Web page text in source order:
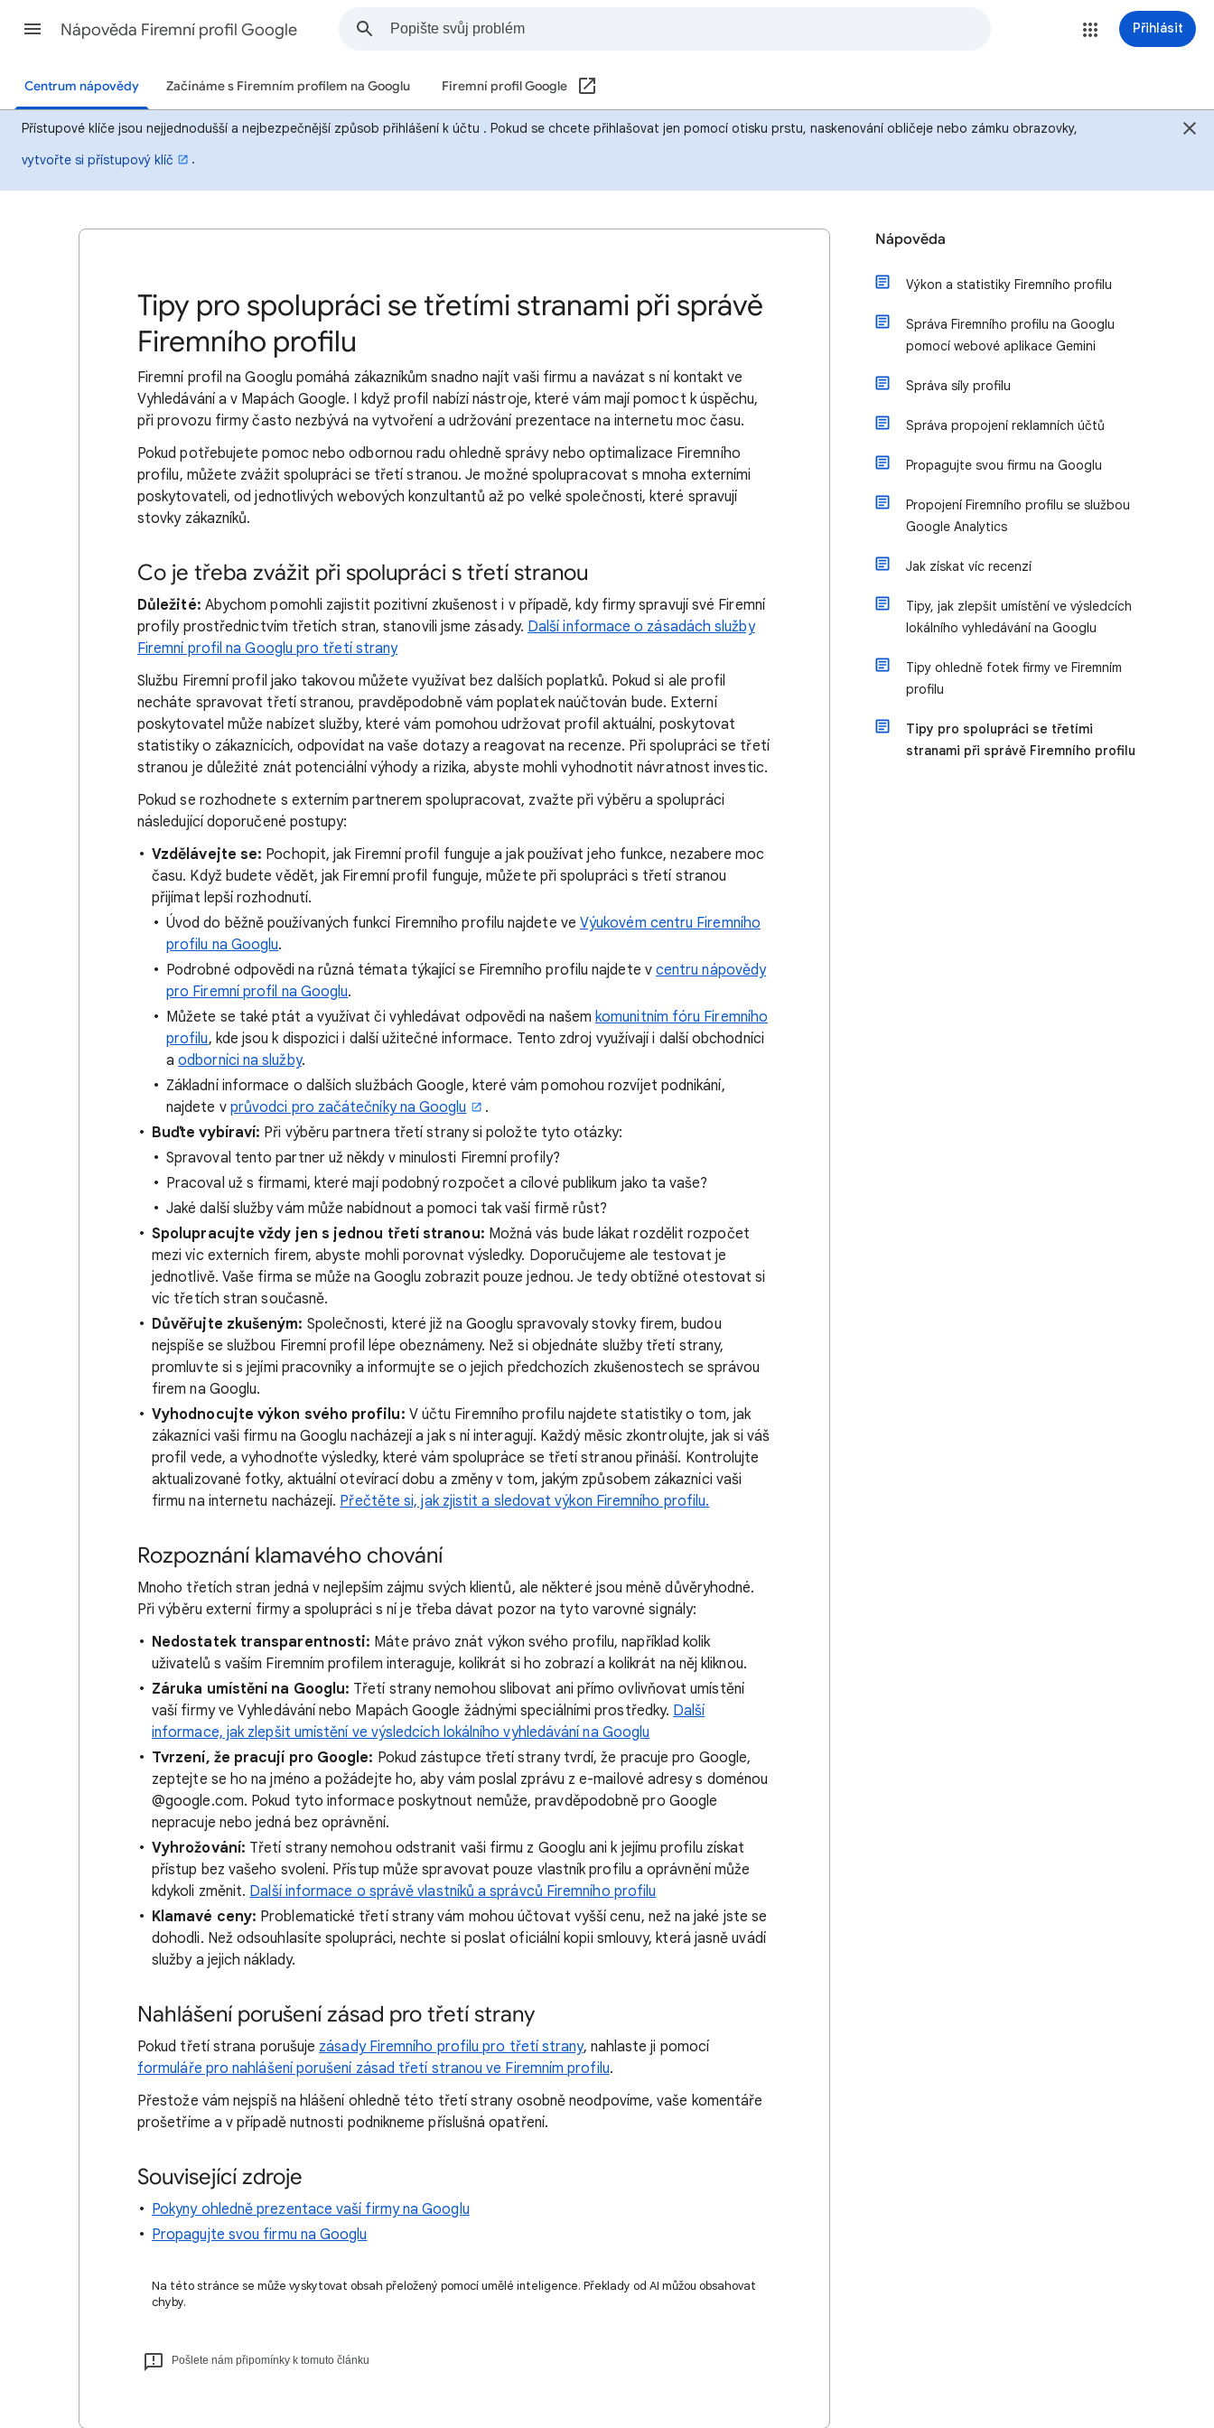
Nápověda Firemní profil Google Přihlásit
Centrum nápovědy Začínáme s Firemním profilem na Googlu Firemní profil Google
Přístupové klíče jsou nejjednodušší a nejbezpečnější způsob přihlášení k účtu . Pokud se chcete přihlašovat jen pomocí otisku prstu, naskenování obličeje nebo zámku obrazovky,
vytvořte si přístupový klíč
.
Tipy pro spolupráci se třetími stranami při správě
Firemního profilu
Firemní profil na Googlu pomáhá zákazníkům snadno najít vaši firmu a navázat s ní kontakt ve
Vyhledávání a v Mapách Google. I když profil nabízí nástroje, které vám mají pomoct k úspěchu,
při provozu firmy často nezbývá na vytvoření a udržování prezentace na internetu moc času.
Pokud potřebujete pomoc nebo odbornou radu ohledně správy nebo optimalizace Firemního
profilu, můžete zvážit spolupráci se třetí stranou. Je možné spolupracovat s mnoha externími
poskytovateli, od jednotlivých webových konzultantů až po velké společnosti, které spravují
stovky zákazníků.
Co je třeba zvážit při spolupráci s třetí stranou
Důležité: Abychom pomohli zajistit pozitivní zkušenost i v případě, kdy firmy spravují své Firemní
profily prostřednictvím třetích stran, stanovili jsme zásady. Další informace o zásadách služby
Firemní profil na Googlu pro třetí strany
Službu Firemní profil jako takovou můžete využívat bez dalších poplatků. Pokud si ale profil
necháte spravovat třetí stranou, pravděpodobně vám poplatek naúčtován bude. Externí
poskytovatel může nabízet služby, které vám pomohou udržovat profil aktuální, poskytovat
statistiky o zákaznících, odpovídat na vaše dotazy a reagovat na recenze. Při spolupráci se třetí
stranou je důležité znát potenciální výhody a rizika, abyste mohli vyhodnotit návratnost investic.
Pokud se rozhodnete s externím partnerem spolupracovat, zvažte při výběru a spolupráci
následující doporučené postupy:
Vzdělávejte se: Pochopit, jak Firemní profil funguje a jak používat jeho funkce, nezabere moc
času. Když budete vědět, jak Firemní profil funguje, můžete při spolupráci s třetí stranou
přijímat lepší rozhodnutí.
Úvod do běžně používaných funkcí Firemního profilu najdete ve Výukovém centru Firemního
profilu na Googlu.
Podrobné odpovědi na různá témata týkající se Firemního profilu najdete v centru nápovědy
pro Firemní profil na Googlu.
Můžete se také ptát a využívat či vyhledávat odpovědi na našemkomunitním fóru Firemního
profilu, kde jsou k dispozici i další užitečné informace. Tento zdroj využívají i další obchodníci
aodborníci na služby.
Základní informace o dalších službách Google, které vám pomohou rozvíjet podnikání,
najdete v průvodci pro začátečníky na Googlu
.
Buďte vybíraví: Při výběru partnera třetí strany si položte tyto otázky:
Spravoval tento partner už někdy v minulosti Firemní profily?
Pracoval už s firmami, které mají podobný rozpočet a cílové publikum jako ta vaše?
Jaké další služby vám může nabídnout a pomoci tak vaší firmě růst?
Spolupracujte vždy jen s jednou třetí stranou: Možná vás bude lákat rozdělit rozpočet
mezi víc externích firem, abyste mohli porovnat výsledky. Doporučujeme ale testovat je
jednotlivě. Vaše firma se může na Googlu zobrazit pouze jednou. Je tedy obtížné otestovat si
víc třetích stran současně.
Důvěřujte zkušeným: Společnosti, které již na Googlu spravovaly stovky firem, budou
nejspíše se službou Firemní profil lépe obeznámeny. Než si objednáte služby třetí strany,
promluvte si s jejími pracovníky a informujte se o jejich předchozích zkušenostech se správou
firem na Googlu.
Vyhodnocujte výkon svého profilu: V účtu Firemního profilu najdete statistiky o tom, jak
zákazníci vaši firmu na Googlu nacházejí a jak s ní interagují. Každý měsíc zkontrolujte, jak si váš
profil vede, a vyhodnoťte výsledky, které vám spolupráce se třetí stranou přináší. Kontrolujte
aktualizované fotky, aktuální otevírací dobu a změny v tom, jakým způsobem zákazníci vaši
firmu na internetu nacházejí. Přečtěte si, jak zjistit a sledovat výkon Firemního profilu.
Rozpoznání klamavého chování
Mnoho třetích stran jedná v nejlepším zájmu svých klientů, ale některé jsou méně důvěryhodné.
Při výběru externí firmy a spolupráci s ní je třeba dávat pozor na tyto varovné signály:
Nedostatek transparentnosti: Máte právo znát výkon svého profilu, například kolik
uživatelů s vaším Firemním profilem interaguje, kolikrát si ho zobrazí a kolikrát na něj kliknou.
Záruka umístění na Googlu: Třetí strany nemohou slibovat ani přímo ovlivňovat umístění
vaší firmy ve Vyhledávání nebo Mapách Google žádnými speciálními prostředky. Další
informace, jak zlepšit umístění ve výsledcích lokálního vyhledávání na Googlu
Tvrzení, že pracují pro Google: Pokud zástupce třetí strany tvrdí, že pracuje pro Google,
zeptejte se ho na jméno a požádejte ho, aby vám poslal zprávu z e-mailové adresy s doménou
@google.com. Pokud tyto informace poskytnout nemůže, pravděpodobně pro Google
nepracuje nebo jedná bez oprávnění.
Vyhrožování: Třetí strany nemohou odstranit vaši firmu z Googlu ani k jejímu profilu získat
přístup bez vašeho svolení. Přístup může spravovat pouze vlastník profilu a oprávnění může
kdykoli změnit. Další informace o správě vlastníků a správců Firemního profilu
Klamavé ceny: Problematické třetí strany vám mohou účtovat vyšší cenu, než na jaké jste se
dohodli. Než odsouhlasíte spolupráci, nechte si poslat oficiální kopii smlouvy, která jasně uvádí
služby a jejich náklady.
Nahlášení porušení zásad pro třetí strany
Pokud třetí strana porušuje zásady Firemního profilu pro třetí strany, nahlaste ji pomocí
formuláře pro nahlášení porušení zásad třetí stranou ve Firemním profilu.
Přestože vám nejspíš na hlášení ohledně této třetí strany osobně neodpovíme, vaše komentáře
prošetříme a v případě nutnosti podnikneme příslušná opatření.
Související zdroje
Pokyny ohledně prezentace vaší firmy na Googlu
Propagujte svou firmu na Googlu
Na této stránce se může vyskytovat obsah přeložený pomocí umělé inteligence. Překlady od AI můžou obsahovat
chyby.
Pošlete nám připomínky k tomuto článku
Nápověda
Výkon a statistiky Firemního profilu
Správa Firemního profilu na Googlu
pomocí webové aplikace Gemini
Správa síly profilu
Správa propojení reklamních účtů
Propagujte svou firmu na Googlu
Propojení Firemního profilu se službou
Google Analytics
Jak získat víc recenzí
Tipy, jak zlepšit umístění ve výsledcích
lokálního vyhledávání na Googlu
Tipy ohledně fotek firmy ve Firemním
profilu
Tipy pro spolupráci se třetími
stranami při správě Firemního profilu